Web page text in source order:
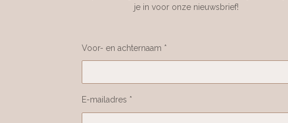
je in voor onze nieuwsbrief!
Voor- en achternaam *
E-mailadres *